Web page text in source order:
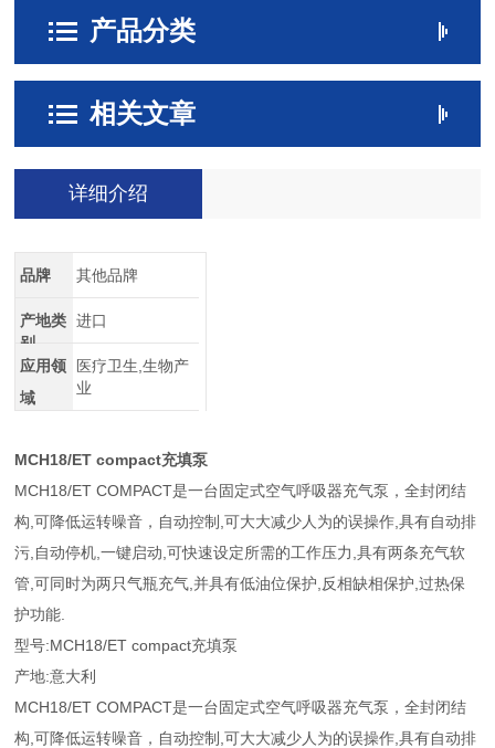
产品分类
相关文章
详细介绍
品牌 其他品牌
产地类
别
进口
应用领
域
医疗卫生,生物产
业
MCH18/ET compact充填泵
MCH18/ET COMPACT是一台固定式空气呼吸器充气泵，全封闭结
构,可降低运转噪音，自动控制,可大大减少人为的误操作,具有自动排
污,自动停机,一键启动,可快速设定所需的工作压力,具有两条充气软
管,可同时为两只气瓶充气,并具有低油位保护,反相缺相保护,过热保
护功能.
型号:MCH18/ET compact充填泵
产地:意大利
MCH18/ET COMPACT是一台固定式空气呼吸器充气泵，全封闭结
构,可降低运转噪音，自动控制,可大大减少人为的误操作,具有自动排